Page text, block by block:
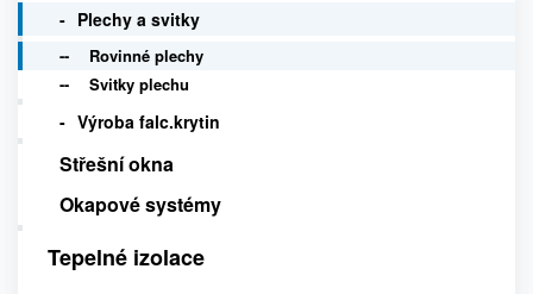
Plechy a svitky
Rovinné plechy
Svitky plechu
Výroba falc.krytin
Střešní okna
Okapové systémy
Tepelné izolace